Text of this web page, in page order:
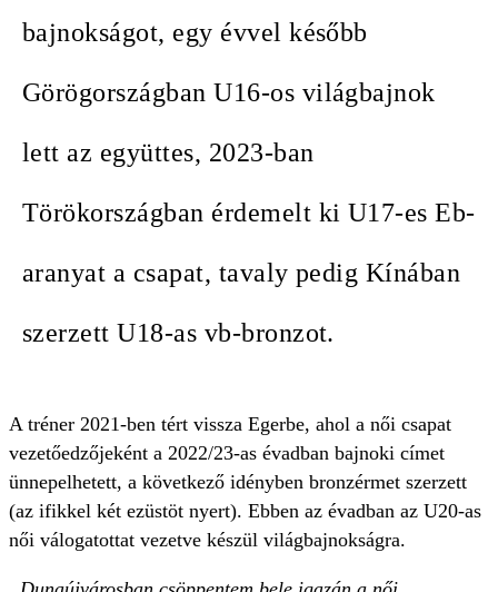
bajnokságot, egy évvel később
Görögországban U16-os világbajnok
lett az együttes, 2023-ban
Törökországban érdemelt ki U17-es Eb-
aranyat a csapat, tavaly pedig Kínában
szerzett U18-as vb-bronzot.
A tréner 2021-ben tért vissza Egerbe, ahol a női csapat
vezetőedzőjeként a 2022/23-as évadban bajnoki címet
ünnepelhetett, a következő idényben bronzérmet szerzett
(az ifikkel két ezüstöt nyert). Ebben az évadban az U20-as
női válogatottat vezetve készül világbajnokságra.